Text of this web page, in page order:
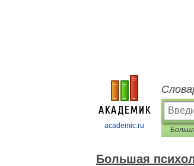
academic.ru
Большая